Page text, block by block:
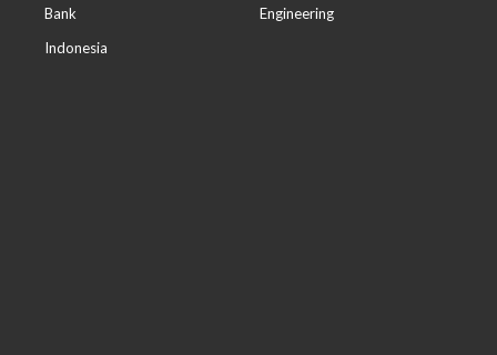
Bank
Indonesia
Engineering